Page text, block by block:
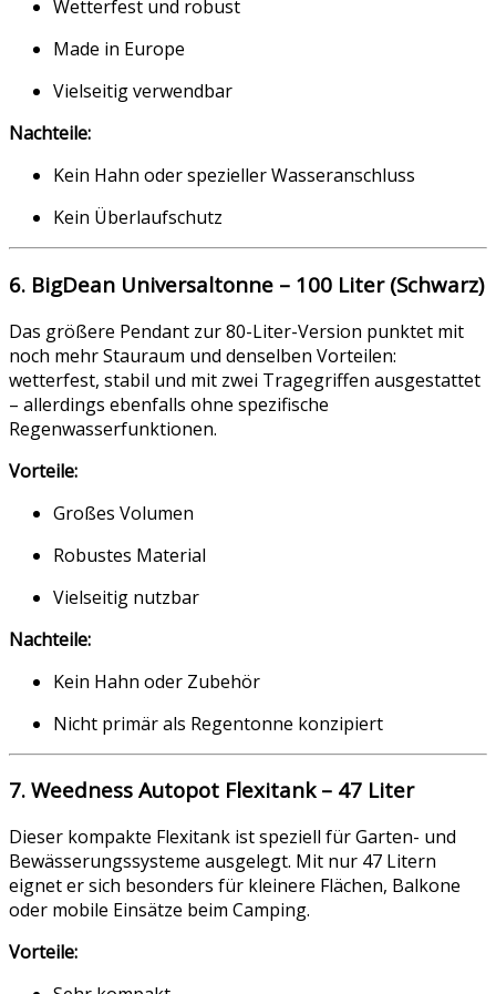
Wetterfest und robust
Made in Europe
Vielseitig verwendbar
Nachteile:
Kein Hahn oder spezieller Wasseranschluss
Kein Überlaufschutz
6. BigDean Universaltonne – 100 Liter (Schwarz)
Das größere Pendant zur 80-Liter-Version punktet mit
noch mehr Stauraum und denselben Vorteilen:
wetterfest, stabil und mit zwei Tragegriffen ausgestattet
– allerdings ebenfalls ohne spezifische
Regenwasserfunktionen.
Vorteile:
Großes Volumen
Robustes Material
Vielseitig nutzbar
Nachteile:
Kein Hahn oder Zubehör
Nicht primär als Regentonne konzipiert
7. Weedness Autopot Flexitank – 47 Liter
Dieser kompakte Flexitank ist speziell für Garten- und
Bewässerungssysteme ausgelegt. Mit nur 47 Litern
eignet er sich besonders für kleinere Flächen, Balkone
oder mobile Einsätze beim Camping.
Vorteile: